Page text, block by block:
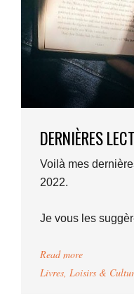
DERNIÈRES
Voilà mes
2022.
Je vous les
Read more
Livres, Loisirs &